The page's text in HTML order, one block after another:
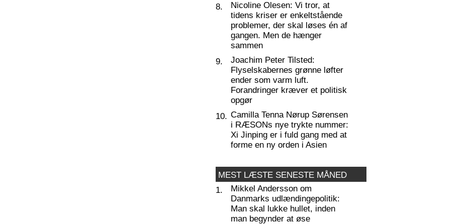
8.
Nicoline Olesen: Vi tror, at
tidens kriser er enkeltstående
problemer, der skal løses én af
gangen. Men de hænger
sammen
9.
Joachim Peter Tilsted:
Flyselskabernes grønne løfter
ender som varm luft.
Forandringer kræver et politisk
opgør
10. Camilla Tenna Nørup Sørensen
i RÆSONs nye trykte nummer:
Xi Jinping er i fuld gang med at
forme en ny orden i Asien
MEST LÆSTE SENESTE MÅNED
1.
Mikkel Andersson om
Danmarks udlændingepolitik:
Man skal lukke hullet, inden
man begynder at øse